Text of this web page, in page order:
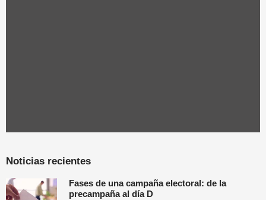
Noticias recientes
Fases de una campaña electoral: de la
precampaña al día D